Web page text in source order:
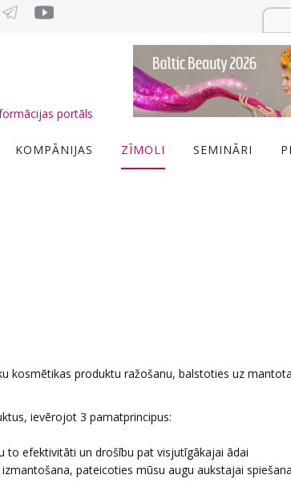
portāls
KOMPĀNIJAS ZĪMOLI SEMINĀRI
kosmētikas produktu ražošanu, balstoties uz
ievērojot 3 pamatprincipus:
to efektivitāti un drošību pat visjutīgākajai ādai
pateicoties mūsu augu aukstajai